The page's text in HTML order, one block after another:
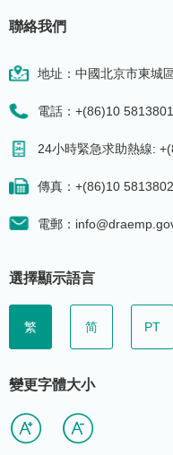
聯絡我們
地址：中國北京市東城
電話：+(86)10
24小時緊急求助熱線:
傳真：+(86)10
電郵：
選擇顯示語言
繁 简 PT
變更字體大小